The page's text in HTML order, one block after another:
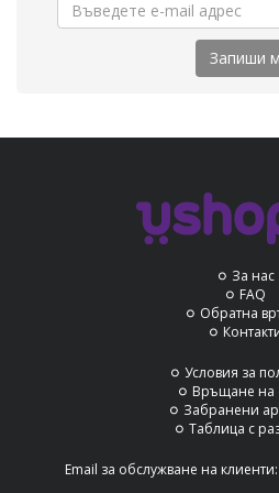
Запиши
За нас
FAQ
Обратна
Условия за
Връщане на
Забранени
Таблица с
Email за обслужване на клиенти: